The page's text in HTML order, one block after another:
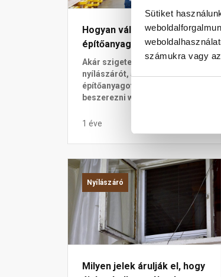
Sütiket
számukra vagy
Hogyan válaszd ki az
építőanyag kereskedésbe...
Akár szigetelőanyagot, akár
nyílászárót, akár más
építőanyagot szeretnél
beszerezni webáruházunkb...
1 éve
Nyílászáró
Milyen jelek árulják el, hogy